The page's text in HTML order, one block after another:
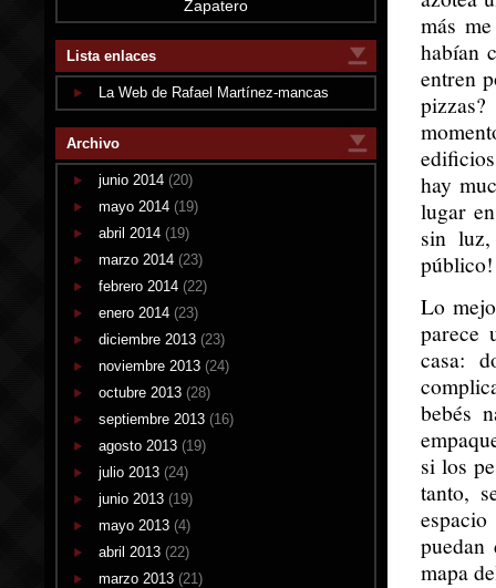
Zapatero
Lista enlaces
La Web de Rafael Martínez-mancas
Archivo
junio 2014 (20)
mayo 2014 (19)
abril 2014 (19)
marzo 2014 (23)
febrero 2014 (22)
enero 2014 (23)
diciembre 2013 (23)
noviembre 2013 (24)
octubre 2013 (28)
septiembre 2013 (16)
agosto 2013 (19)
julio 2013 (24)
junio 2013 (19)
mayo 2013 (4)
abril 2013 (22)
marzo 2013 (21)
más
habían
entren
hay
lugar
sin luz,
público!
Lo
parece
casa:
bebés
si los
tanto,
mapa